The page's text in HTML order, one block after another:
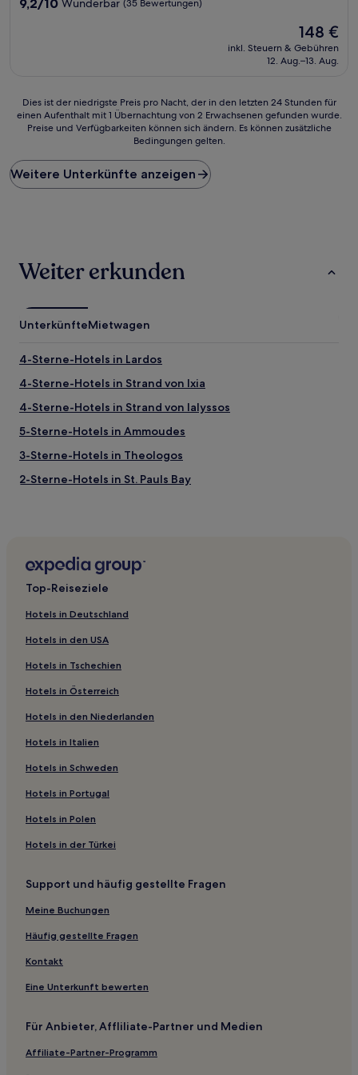
(35 Bewertungen)
Der
Preis
beträgt
148 €
inkl. Steuern & Gebühren
12. Aug.–13. Aug.
Dies
ist
Preis
pro
Nacht,
24 Stunden
für
mit
1 Übernachtung
2 Erwachsenen
wurde.
Preise
Verfügbarkeiten
sich
ändern.
Dies ist der niedrigste Preis pro Nacht, der in den letzten 24 Stunden für
einen Aufenthalt mit 1 Übernachtung von 2 Erwachsenen gefunden wurde.
Preise und Verfügbarkeiten können sich ändern. Es können zusätzliche
Bedingungen gelten.
Weitere Unterkünfte anzeigen
Weiter erkunden
UnterkünfteMietwagen
4-Sterne-Hotels in Lardos
4-Sterne-Hotels in Strand von Ixia
4-Sterne-Hotels in Strand von Ialyssos
5-Sterne-Hotels in Ammoudes
3-Sterne-Hotels in Theologos
2-Sterne-Hotels in St. Pauls Bay
3-Sterne-Hotels in Archangelos
4-Sterne-Hotels in Strand von Ialyssos
5-Sterne-Hotels in Strand von Ialyssos
2-Sterne-Hotels in Strand von Stegna
5-Sterne-Hotels in Strand von Stegna
Luxus in Vlicha
Hotels mit inbegriffenem Frühstück in Kolymbia
Haustierfreundliche in Kolymbia
Familien in Gennadi
Hotels mit Fitnessbereich in Gennadi
Strand in Süd-Rhodos
Familien in Süd-Rhodos
Strand nahe St. Pauls Bay
Hotels mit Pool in Archangelos
Familien in Archangelos
Günstige in Archangelos
Strand in Archangelos
Haustierfreundliche in Lindos
Familien in Lindos
Top-Reiseziele
Hotels in Deutschland
Hotels in den USA
Hotels in Tschechien
Hotels in Österreich
Hotels in den Niederlanden
Hotels in Italien
Hotels in Schweden
Hotels in Portugal
Hotels in Polen
Hotels in der Türkei
Support und häufig gestellte Fragen
Meine Buchungen
Häufig gestellte Fragen
Kontakt
Eine Unterkunft bewerten
Für Anbieter, Affliliate-Partner und Medien
Affiliate-Partner-Programm